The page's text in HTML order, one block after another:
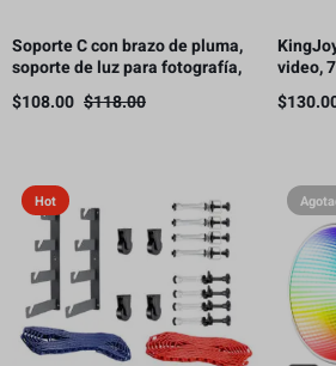
Soporte C con brazo de pluma,
soporte de luz para fotografía,
3.3 m, 10 kg de carga（Este
producto está sujeto a gastos
$118.00
$108.00
video,
carga
$
Hot